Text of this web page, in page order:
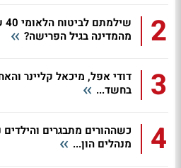
2
מהמדינה בגיל הפרישה?
3
דודי אפל, מיכאל קליינר
בחשד...
4
כשההורים מתבגרים
מנהלים הון...